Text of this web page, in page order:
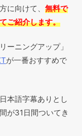
に向けて、 無料で
ご紹介します。
ーニングアップ」
が一番おすすめで
本語字幕ありとし
が31日間ついてき